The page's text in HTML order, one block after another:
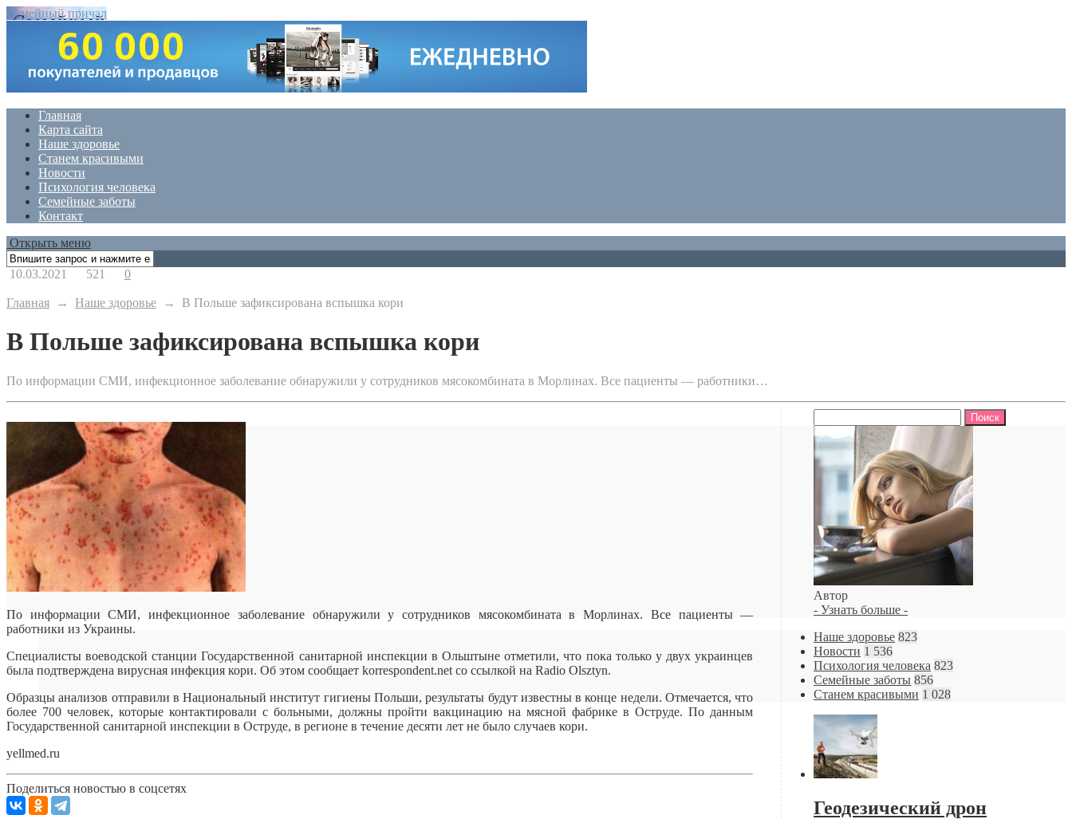
Семейный причал
Главная
Карта сайта
Наше здоровье
Станем красивыми
Новости
Психология человека
Семейные заботы
Контакт
Открыть меню
10.03.2021 521 0
Главная → Наше здоровье → В Польше зафиксирована вспышка кори
В Польше зафиксирована вспышка кори
По информации СМИ, инфекционное заболевание обнаружили у сотрудников мясокомбината в Морлинах. Все пациенты ― работники…
По информации СМИ, инфекционное заболевание обнаружили у сотрудников мясокомбината в Морлинах. Все пациенты ―
работники из Украины.
Специалисты воеводской станции Государственной санитарной инспекции в Ольштыне отметили, что пока только у двух украинцев
была подтверждена вирусная инфекция кори. Об этом сообщает korrespondent.net со ссылкой на Radio Olsztyn.
Образцы анализов отправили в Национальный институт гигиены Польши, результаты будут известны в конце недели. Отмечается, что
более 700 человек, которые контактировали с больными, должны пройти вакцинацию на мясной фабрике в Оструде. По данным
Государственной санитарной инспекции в Оструде, в регионе в течение десяти лет не было случаев кори.
yellmed.ru
Поделиться новостью в соцсетях
Автор
- Узнать больше -
Наше здоровье 823
Новости 1 536
Психология человека 823
Семейные заботы 856
Станем красивыми 1 028
Геодезический дрон